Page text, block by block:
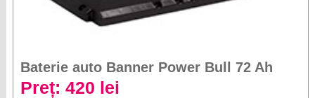
Baterie auto Banner Power Bull 72 Ah
Preț: 420 lei